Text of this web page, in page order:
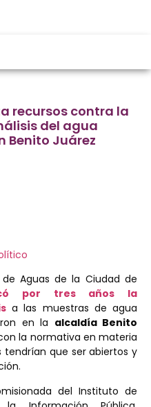
recursos contra la
del agua
Benito Juárez
Aguas de la Ciudad de
por tres años la
a las muestras de agua
en la alcaldía Benito
la normativa en materia
que ser abiertos y
del Instituto de